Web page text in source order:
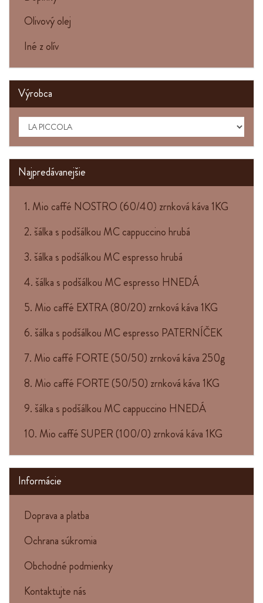
Olivový olej
Iné z olív
Výrobca
Najpredávanejšie
1. Mio caffé NOSTRO (60/40) zrnková káva 1KG
2. šálka s podšálkou MC cappuccino hrubá
3. šálka s podšálkou MC espresso hrubá
4. šálka s podšálkou MC espresso HNEDÁ
5. Mio caffé EXTRA (80/20) zrnková káva 1KG
6. šálka s podšálkou MC espresso PATERNÍČEK
7. Mio caffé FORTE (50/50) zrnková káva 250g
8. Mio caffé FORTE (50/50) zrnková káva 1KG
9. šálka s podšálkou MC cappuccino HNEDÁ
10. Mio caffé SUPER (100/0) zrnková káva 1KG
Informácie
Doprava a platba
Ochrana súkromia
Obchodné podmienky
Kontaktujte nás